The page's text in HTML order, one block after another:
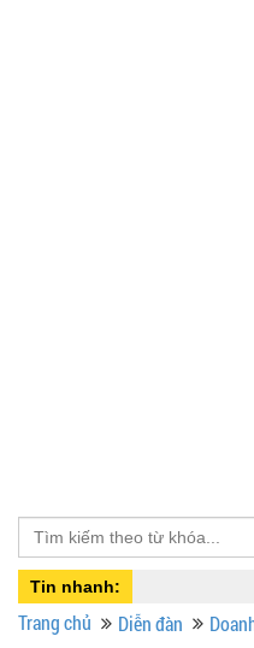
Tin nhanh:
Trang chủ Diễn đàn